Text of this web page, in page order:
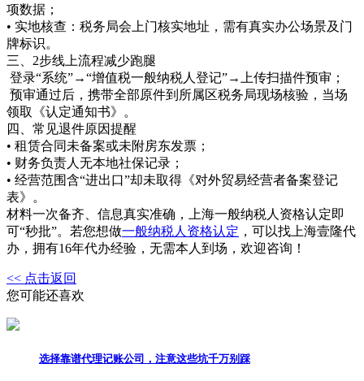
项数据；
• 实地核查：税务局会上门核实地址，需有真实办公场景及门
牌标识。
三、2步线上流程减少跑腿
登录“系统”→“增值税一般纳税人登记”→上传扫描件预审；
预审通过后，携带全部原件到所属区税务局现场核验，当场
领取《认定通知书》。
四、常见退件原因提醒
• 租赁合同未备案或未附房东发票；
• 财务负责人无本地社保记录；
• 经营范围含“进出口”却未取得《对外贸易经营者备案登记
表》。
材料一次备齐、信息真实准确，上海一般纳税人资格认定即
可“秒批”。若您想做一般纳税人资格认定 ，可以找上海壹隆代
办，拥有16年代办经验，无需本人到场，欢迎咨询！
<< 点击返回
您可能还喜欢
选择靠谱代理记账公司，注意这些坑千万别踩